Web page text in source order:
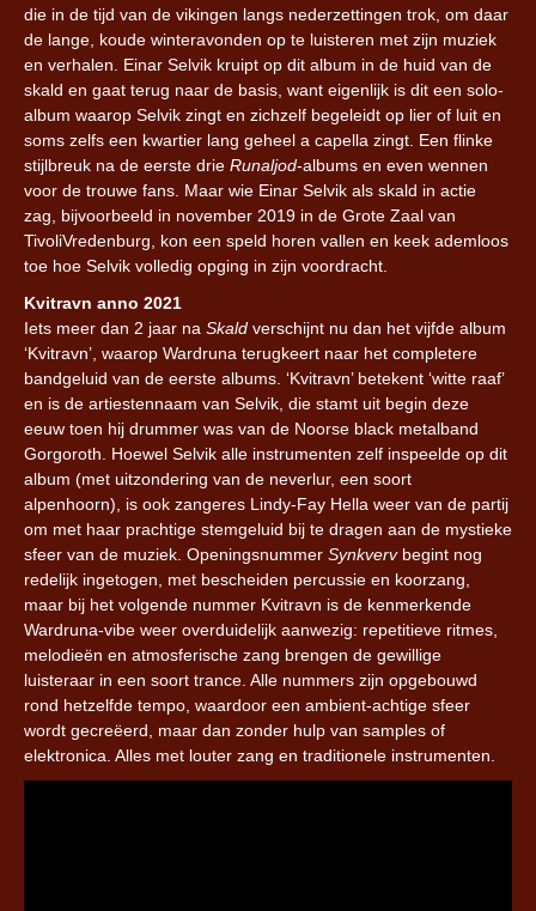
die in de tijd van de vikingen langs nederzettingen trok, om daar
de lange, koude winteravonden op te luisteren met zijn muziek
en verhalen. Einar Selvik kruipt op dit album in de huid van de
skald en gaat terug naar de basis, want eigenlijk is dit een solo-
album waarop Selvik zingt en zichzelf begeleidt op lier of luit en
soms zelfs een kwartier lang geheel a capella zingt. Een flinke
stijlbreuk na de eerste drie Runaljod-albums en even wennen
voor de trouwe fans. Maar wie Einar Selvik als skald in actie
zag, bijvoorbeeld in november 2019 in de Grote Zaal van
TivoliVredenburg, kon een speld horen vallen en keek ademloos
toe hoe Selvik volledig opging in zijn voordracht.
Kvitravn anno 2021
Iets meer dan 2 jaar na Skald verschijnt nu dan het vijfde album
‘Kvitravn’ , waarop Wardruna terugkeert naar het completere
bandgeluid van de eerste albums. ‘Kvitravn’ betekent ‘witte raaf’
en is de artiestennaam van Selvik, die stamt uit begin deze
eeuw toen hij drummer was van de Noorse black metalband
Gorgoroth. Hoewel Selvik alle instrumenten zelf inspeelde op dit
album (met uitzondering van de neverlur, een soort
alpenhoorn), is ook zangeres Lindy-Fay Hella weer van de partij
om met haar prachtige stemgeluid bij te dragen aan de mystieke
sfeer van de muziek. Openingsnummer Synkvervbegint nog
redelijk ingetogen, met bescheiden percussie en koorzang,
maar bij het volgende nummer Kvitravn is de kenmerkende
Wardruna-vibe weer overduidelijk aanwezig: repetitieve ritmes,
melodieën en atmosferische zang brengen de gewillige
luisteraar in een soort trance. Alle nummers zijn opgebouwd
rond hetzelfde tempo, waardoor een ambient-achtige sfeer
wordt gecreëerd, maar dan zonder hulp van samples of
elektronica. Alles met louter zang en traditionele instrumenten.